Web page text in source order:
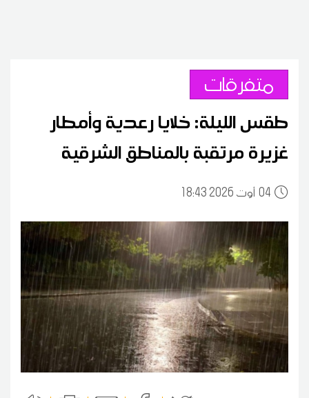
متفرقات
طقس الليلة: خلايا رعدية وأمطار
غزيرة مرتقبة بالمناطق الشرقية
0418:43 2026 أوت